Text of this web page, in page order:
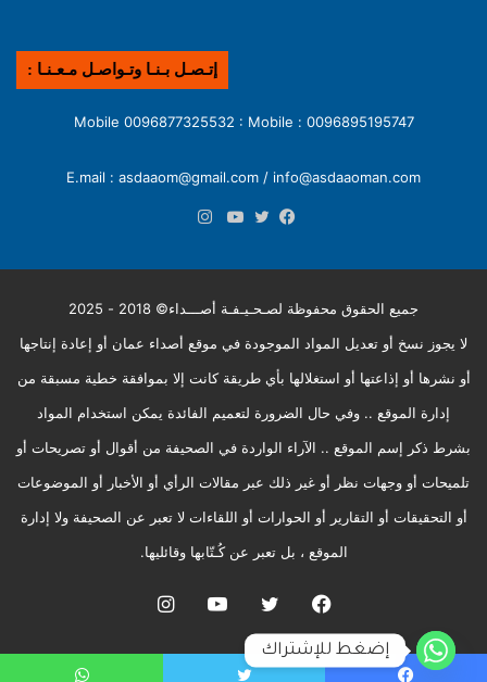
إتـصـل بـنـا وتـواصـل مـعـنـا :
0096895195747 : Mobile 0096877325532 : Mobile
E.mail : asdaaom@gmail.com / info@asdaaoman.com
جميع الحقوق محفوظة لصـحـيـفـة أصـــداء© 2018 - 2025
لا يجوز نسخ أو تعديل المواد الموجودة في موقع أصداء عمان أو إعادة إنتاجها
أو نشرها أو إذاعتها أو استغلالها بأي طريقة كانت إلا بموافقة خطية مسبقة من
إدارة الموقع .. وفي حال الضرورة لتعميم الفائدة يمكن استخدام المواد
بشرط ذكر إسم الموقع .. الآراء الواردة في الصحيفة من أقوال أو تصريحات أو
تلميحات أو وجهات نظر أو غير ذلك عبر مقالات الرأي أو الأخبار أو الموضوعات
أو التحقيقات أو التقارير أو الحوارات أو اللقاءات لا تعبر عن الصحيفة ولا إدارة
الموقع ، بل تعبر عن كُـتّابها وقائليها.
فيسبوك تويتر يوتيوب
إضغط للإشتراك